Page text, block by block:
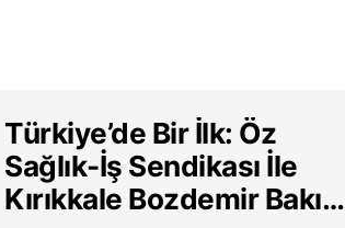
Türkiye’de Bir İlk: Öz
Sağlık-İş Sendikası İle
Kırıkkale Bozdemir Bakım